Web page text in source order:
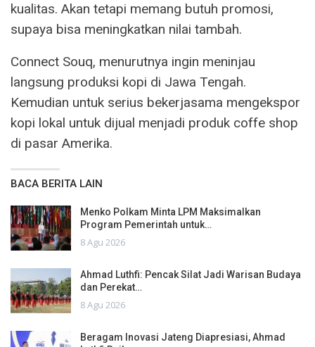
kualitas. Akan tetapi memang butuh promosi,
supaya bisa meningkatkan nilai tambah.
Connect Souq, menurutnya ingin meninjau
langsung produksi kopi di Jawa Tengah.
Kemudian untuk serius bekerjasama mengekspor
kopi lokal untuk dijual menjadi produk coffe shop
di pasar Amerika.
BACA BERITA LAIN
Menko Polkam Minta LPM Maksimalkan
Program Pemerintah untuk…
8 Agu 2026
Ahmad Luthfi: Pencak Silat Jadi Warisan Budaya
dan Perekat…
8 Agu 2026
Beragam Inovasi Jateng Diapresiasi, Ahmad